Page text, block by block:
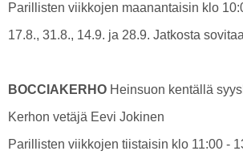
Parillisten viikkojen maanantaisin klo
17.8., 31.8., 14.9. ja 28.9. Jatkosta
BOCCIAKERHO Heinsuon kentällä
Kerhon vetäjä Eevi Jokinen
Parillisten viikkojen tiistaisin klo 11:00 -